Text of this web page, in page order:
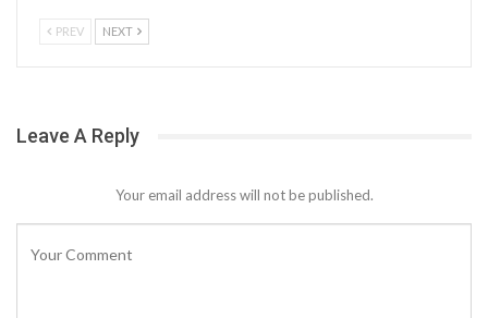
PREV NEXT
Leave A Reply
Your email address will not be published.